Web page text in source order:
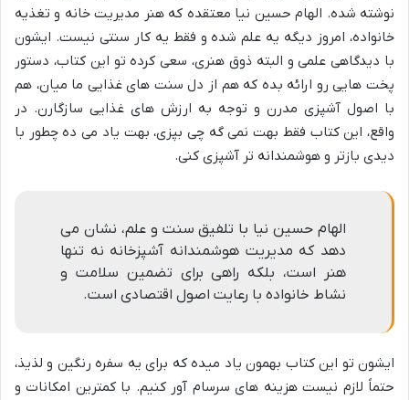
نوشته شده. الهام حسین نیا معتقده که هنر مدیریت خانه و تغذیه
خانواده، امروز دیگه یه علم شده و فقط یه کار سنتی نیست. ایشون
با دیدگاهی علمی و البته ذوق هنری، سعی کرده تو این کتاب، دستور
پخت هایی رو ارائه بده که هم از دل سنت های غذایی ما میان، هم
با اصول آشپزی مدرن و توجه به ارزش های غذایی سازگارن. در
واقع، این کتاب فقط بهت نمی گه چی بپزی، بهت یاد می ده چطور با
دیدی بازتر و هوشمندانه تر آشپزی کنی.
الهام حسین نیا با تلفیق سنت و علم، نشان می
دهد که مدیریت هوشمندانه آشپزخانه نه تنها
هنر است، بلکه راهی برای تضمین سلامت و
نشاط خانواده با رعایت اصول اقتصادی است.
ایشون تو این کتاب بهمون یاد میده که برای یه سفره رنگین و لذیذ،
حتماً لازم نیست هزینه های سرسام آور کنیم. با کمترین امکانات و